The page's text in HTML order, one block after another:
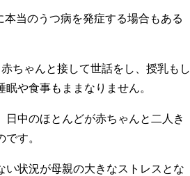
当のうつ病を発症する場合もある
ちゃんと接して世話をし、授乳もし
や食事もままなりません。
日中のほとんどが赤ちゃんと二人き
す。
い状況が母親の大きなストレスとな